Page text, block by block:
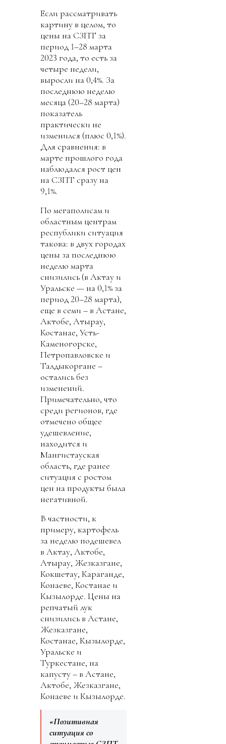
Если рассматривать
картину в целом, то
цены на СЗПТ за
период 1–28 марта
2023 года, то есть за
четыре недели,
выросли на 0,4%. За
последнюю неделю
месяца (20–28 марта)
показатель
практически не
изменился (плюс 0,1%).
Для сравнения: в
марте прошлого года
наблюдался рост цен
на СЗПТ сразу на
9,1%.
По мегаполисам и
областным центрам
республики ситуация
такова: в двух городах
цены за последнюю
неделю марта
снизились (в Актау и
Уральске — на 0,1% за
период 20–28 марта),
еще в семи – в Астане,
Актобе, Атырау,
Костанае, Усть-
Каменогорске,
Петропавловске и
Талдыкоргане –
остались без
изменений.
Примечательно, что
среди регионов, где
отмечено общее
удешевление,
находится и
Мангистауская
область, где ранее
ситуация с ростом
цен на продукты была
негативной.
В частности, к
примеру, картофель
за неделю подешевел
в Актау, Актобе,
Атырау, Жезказгане,
Кокшетау, Караганде,
Конаеве, Костанае и
Кызылорде. Цены на
репчатый лук
снизились в Астане,
Жезказгане,
Костанае, Кызылорде,
Уральске и
Туркестане, на
капусту – в Астане,
Актобе, Жезказгане,
Конаеве и Кызылорде.
«Позитивная
ситуация со